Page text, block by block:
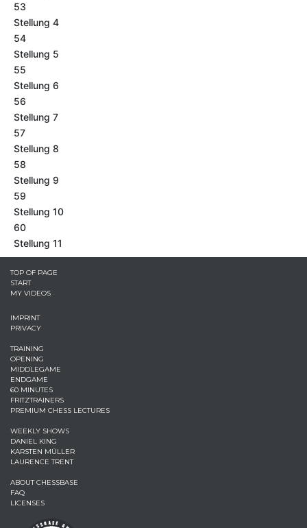
53
Stellung 4
54
Stellung 5
55
Stellung 6
56
Stellung 7
57
Stellung 8
58
Stellung 9
59
Stellung 10
60
Stellung 11
TOP OF PAGE
START
MY VIDEOS
IMPRINT
PRIVACY
TRAINING
OPENING
MIDDLEGAME
ENDGAME
60 MINUTES
FRITZTRAINERS
PREMIUM CHESS LECTURES
WEEKLY SHOWS
DANIEL KING
KARSTEN MÜLLER
LAURENCE TRENT
ABOUT CHESSBASE
FAQ
LICENSES